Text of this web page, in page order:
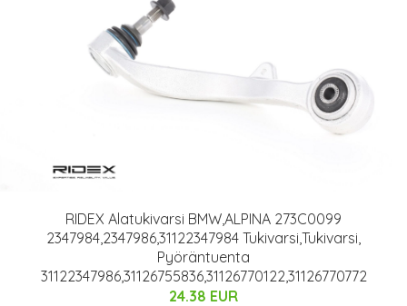
RIDEX Alatukivarsi BMW,ALPINA 273C0099
2347984,2347986,31122347984 Tukivarsi,Tukivarsi,
Pyöräntuenta
31122347986,31126755836,31126770122,31126770772
24.38 EUR